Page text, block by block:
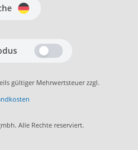
gültiger Mehrwertsteuer zzgl.
Alle Rechte reserviert.